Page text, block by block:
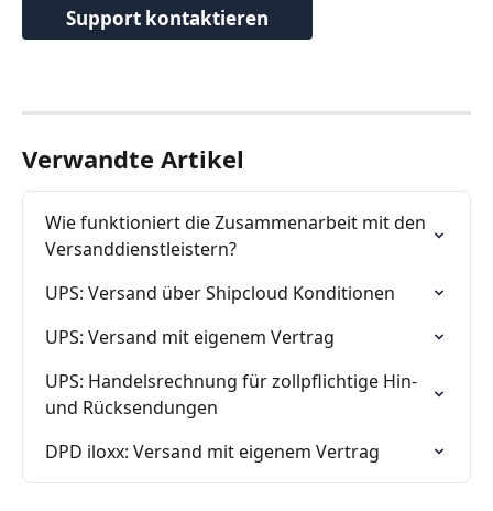
Support kontaktieren
Verwandte Artikel
Wie funktioniert die Zusammenarbeit mit den
Versanddienstleistern?
UPS: Versand über Shipcloud Konditionen
UPS: Versand mit eigenem Vertrag
UPS: Handelsrechnung für zollpflichtige Hin-
und Rücksendungen
DPD iloxx: Versand mit eigenem Vertrag